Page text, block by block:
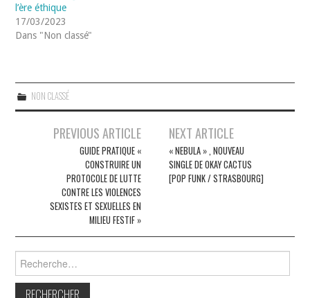
l’ère éthique
17/03/2023
Dans "Non classé"
NON CLASSÉ
NavigationPREVIOUS ARTICLE
GUIDE PRATIQUE «
CONSTRUIRE UN
PROTOCOLE DE LUTTE
CONTRE LES VIOLENCES
SEXISTES ET SEXUELLES EN
MILIEU FESTIF »
NEXT ARTICLE
« NEBULA » , NOUVEAU
SINGLE DE OKAY CACTUS
[POP FUNK / STRASBOURG]